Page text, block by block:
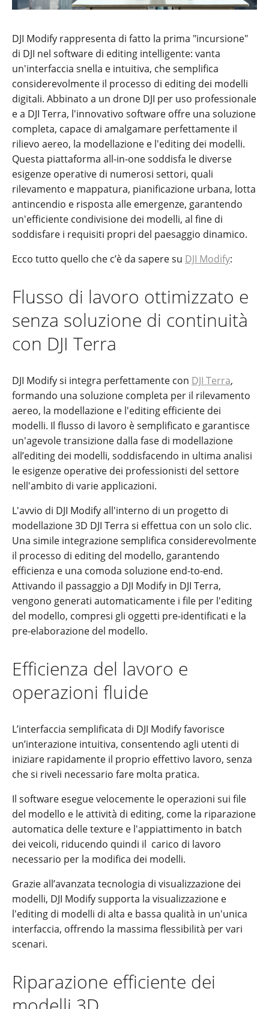
DJI Modify rappresenta di fatto la prima "incursione"
di DJI nel software di editing intelligente: vanta
un'interfaccia snella e intuitiva, che semplifica
considerevolmente il processo di editing dei modelli
digitali. Abbinato a un drone DJI per uso professionale
e a DJI Terra, l'innovativo software offre una soluzione
completa, capace di amalgamare perfettamente il
rilievo aereo, la modellazione e l'editing dei modelli.
Questa piattaforma all-in-one soddisfa le diverse
esigenze operative di numerosi settori, quali
rilevamento e mappatura, pianificazione urbana, lotta
antincendio e risposta alle emergenze, garantendo
un'efficiente condivisione dei modelli, al fine di
soddisfare i requisiti propri del paesaggio dinamico.
Ecco tutto quello che c’è da sapere su DJI Modify:
Flusso di lavoro ottimizzato e
senza soluzione di continuità
con DJI Terra
DJI Modify si integra perfettamente con DJI Terra,
formando una soluzione completa per il rilevamento
aereo, la modellazione e l'editing efficiente dei
modelli. Il flusso di lavoro è semplificato e garantisce
un'agevole transizione dalla fase di modellazione
all’editing dei modelli, soddisfacendo in ultima analisi
le esigenze operative dei professionisti del settore
nell'ambito di varie applicazioni.
L'avvio di DJI Modify all'interno di un progetto di
modellazione 3D DJI Terra si effettua con un solo clic.
Una simile integrazione semplifica considerevolmente
il processo di editing del modello, garantendo
efficienza e una comoda soluzione end-to-end.
Attivando il passaggio a DJI Modify in DJI Terra,
vengono generati automaticamente i file per l'editing
del modello, compresi gli oggetti pre-identificati e la
pre-elaborazione del modello.
Efficienza del lavoro e
operazioni fluide
L’interfaccia semplificata di DJI Modify favorisce
un’interazione intuitiva, consentendo agli utenti di
iniziare rapidamente il proprio effettivo lavoro, senza
che si riveli necessario fare molta pratica.
Il software esegue velocemente le operazioni sui file
del modello e le attività di editing, come la riparazione
automatica delle texture e l'appiattimento in batch
dei veicoli, riducendo quindi il carico di lavoro
necessario per la modifica dei modelli.
Grazie all’avanzata tecnologia di visualizzazione dei
modelli, DJI Modify supporta la visualizzazione e
l'editing di modelli di alta e bassa qualità in un'unica
interfaccia, offrendo la massima flessibilità per vari
scenari.
Riparazione efficiente dei